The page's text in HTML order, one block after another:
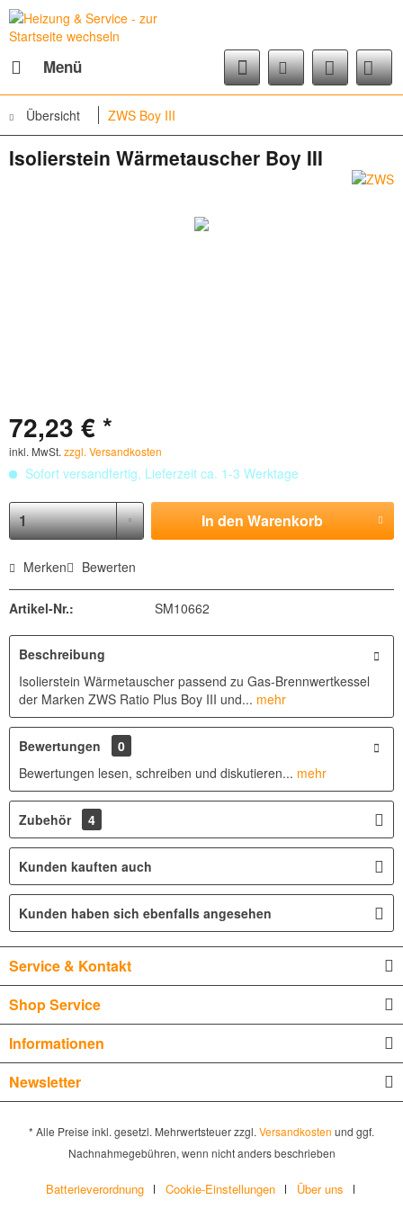
Menü
Übersicht ZWS Boy III
Isolierstein Wärmetauscher Boy III
72,23 € *
inkl. MwSt. zzgl. Versandkosten
Sofort versandfertig, Lieferzeit ca. 1-3 Werktage
In denWarenkorb
Merken Bewerten
Artikel-Nr.: SM10662
Beschreibung
Isolierstein Wärmetauscher passend zu Gas-Brennwertkessel
der Marken ZWS Ratio Plus Boy III und... mehr
Bewertungen
0
Bewertungen lesen, schreiben und diskutieren... mehr
Zubehör 4
Kunden kauften auch
Kunden haben sich ebenfalls angesehen
Service & Kontakt
Shop Service
Informationen
Newsletter
* Alle Preise inkl. gesetzl. Mehrwertsteuer zzgl. Versandkosten und ggf.
Nachnahmegebühren, wenn nicht anders beschrieben
Batterieverordnung Cookie-Einstellungen Über uns